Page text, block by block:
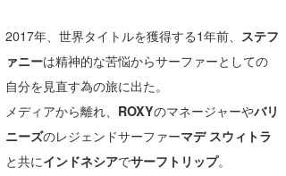
2017年、世界タイトルを獲得する1年前、 ステフ
ァニーは精神的な苦悩からサーファーとしての
自分を見直す為の旅に出た。
メディアから離れ、 ROXYのマネージャーやバリ
ニーズのレジェンドサーファーマデ スウィトラ
と共にインドネシアでサーフトリップ。
waka☆=
YUKI☆
たっちー
ハンマー